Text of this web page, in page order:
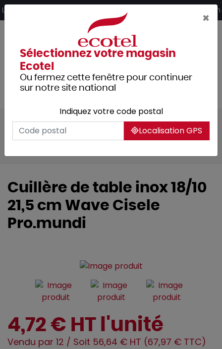
Livraison offerte dès 249€ HT d’achat et retrait 2h en magasin
Tous les produits
Arts de la table
Couverts
Couverts de table
Cuillère de table inox 18/10
21,5 cm Wave Cisele
Pro.mundi
4,72 € HT l'unité
Vendu par 12 / Soit 56,64 € HT (67,97 € TTC)
×
Sélectionnez votre magasin
Ecotel
Ou fermez cette fenêtre pour continuer
sur notre site national
Indiquez votre code postal
Localisation GPS
Panneau de gestion des cookies